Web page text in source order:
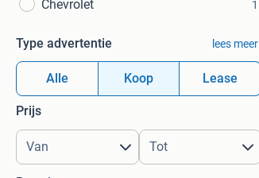
Chevrolet 1
Type advertentie lees meer
Alle Koop Lease
Prijs